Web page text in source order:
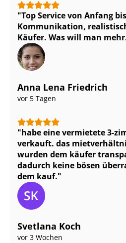
Top Service von Anfang
Kommunikation,
Käufer. Was will man
Anna Lena Friedrich
vor 5 Tagen
habe eine vermietete 3-
verkauft. das
wurden dem käufer
dadurch keine bösen
dem kauf.
Svetlana Koch
vor 3 Wochen